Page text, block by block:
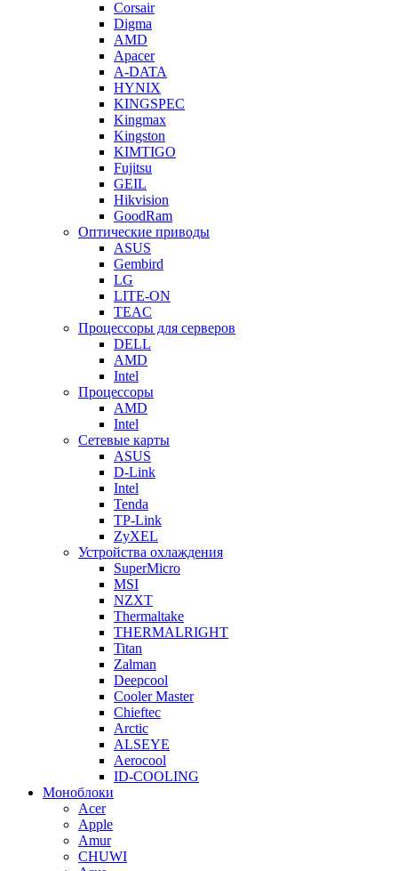
Corsair
Digma
AMD
Apacer
A-DATA
HYNIX
KINGSPEC
Kingmax
Kingston
KIMTIGO
Fujitsu
GEIL
Hikvision
GoodRam
Оптические приводы
ASUS
Gembird
LG
LITE-ON
TEAC
Процессоры для серверов
DELL
AMD
Intel
Процессоры
AMD
Intel
Сетевые карты
ASUS
D-Link
Intel
Tenda
TP-Link
ZyXEL
Устройства охлаждения
SuperMicro
MSI
NZXT
Thermaltake
THERMALRIGHT
Titan
Zalman
Deepcool
Cooler Master
Chieftec
Arctic
ALSEYE
Aerocool
ID-COOLING
Моноблоки
Acer
Apple
Amur
CHUWI